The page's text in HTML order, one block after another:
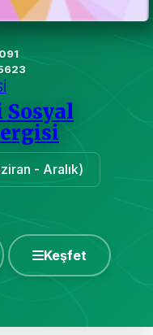
- Aralık)
Keşfet